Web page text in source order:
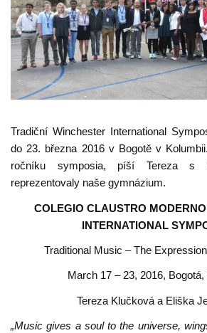
Tradiční Winchester International
do 23. března 2016 v Bogotě v
ročníku symposia, píší Tereza s
reprezentovaly naše gymnázium.
COLEGIO CLAUSTRO
INTERNATIONAL
Traditional Music – The
March 17 – 23, 2016,
Tereza Klučková a Eliška
„Music gives a soul to the universe,